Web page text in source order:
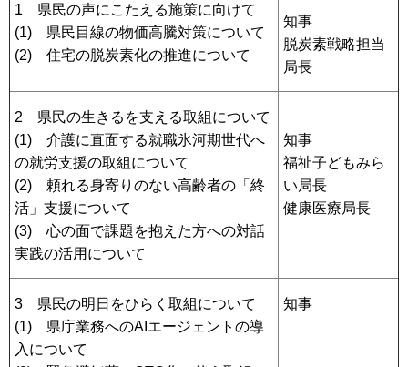
1 県民の声にこたえる施策に向けて
(1) 県民目線の物価高騰対策について
(2) 住宅の脱炭素化の推進について
知事
脱炭素戦略担当
局長
2 県民の生きるを支える取組について
(1) 介護に直面する就職氷河期世代へ
の就労支援の取組について
(2) 頼れる身寄りのない高齢者の「終
活」支援について
(3) 心の面で課題を抱えた方への対話
実践の活用について
知事
福祉子どもみら
い局長
健康医療局長
3 県民の明日をひらく取組について
(1) 県庁業務へのAIエージェントの導
入について
知事